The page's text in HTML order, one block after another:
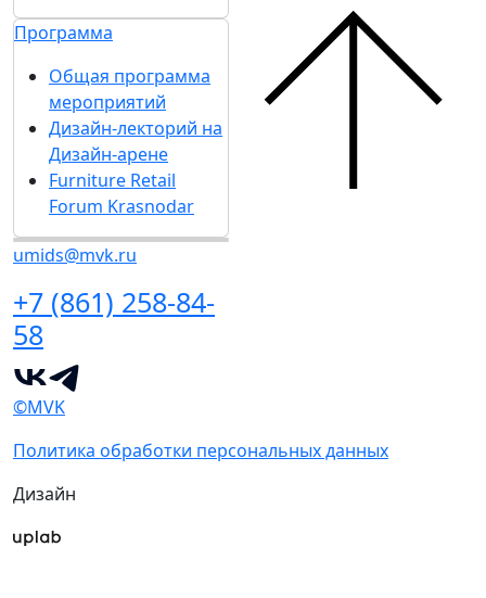
Программа
Общая программа
мероприятий
Дизайн-лекторий на
Дизайн-арене
Furniture Retail
Forum Krasnodar
umids@mvk.ru
+7 (861) 258-84-
58
©MVK
Политика обработки персональных данных
Дизайн